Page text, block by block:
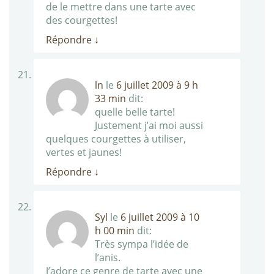
de le mettre dans une tarte avec
des courgettes!
Répondre ↓
ln le 6 juillet 2009 à 9 h
33 min dit:
quelle belle tarte!
Justement j’ai moi aussi
quelques courgettes à utiliser,
vertes et jaunes!
Répondre ↓
Syl le 6 juillet 2009 à 10
h 00 min dit:
Très sympa l’idée de
l’anis.
J’adore ce genre de tarte avec une